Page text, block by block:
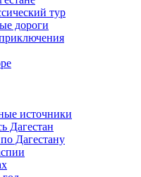
тур
дороги
источники
Дагестан
Дагестану